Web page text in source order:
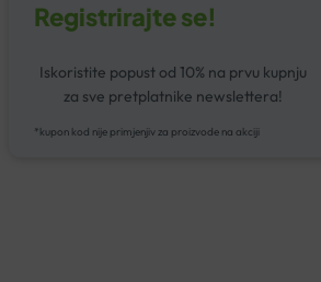
Registrirajte se!
Iskoristite popust od 10% na prvu kupnju
za sve pretplatnike newslettera!
*kupon kod nije primjenjiv za proizvode na akciji